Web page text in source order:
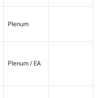
Plenum
Plenum / EA